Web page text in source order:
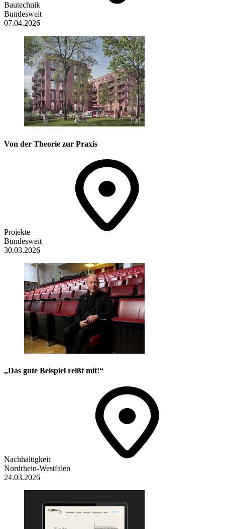
Bautechnik
Bundesweit
07.04.2026
Von der Theorie zur Praxis
Projekte
Bundesweit
30.03.2026
„Das gute Beispiel reißt mit!“
Nachhaltigkeit
Nordrhein-Westfalen
24.03.2026